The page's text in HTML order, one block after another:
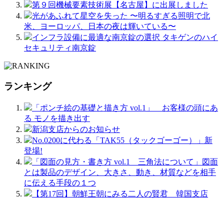
第９回機械要素技術展【名古屋】に出展しました
光があふれて星空を失った 〜明るすぎる照明で北
米、ヨーロッパ、日本の夜は輝いている〜
インフラ設備に最適な南京錠の選択 タキゲンのハイ
セキュリティ南京錠
ランキング
「ポンチ絵の基礎と描き方 vol.1」 お客様の頭にあ
る モノを描き出す
新潟支店からのお知らせ
No.0200に代わる「TAK55（タックゴーゴー）」新
登場!
「図面の見方・書き方 vol.1 三角法について」図面
とは製品のデザイン、大きさ、動き、材質などを相手
に伝える手段の１つ
【第17回】朝鮮王朝にみる二人の賢君 韓国支店